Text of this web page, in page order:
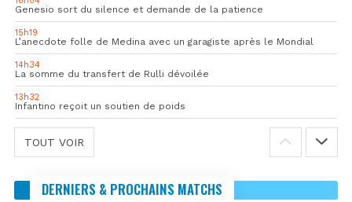
Genesio sort du silence et demande de la patience
15h19
L’anecdote folle de Medina avec un garagiste après le Mondial
14h34
La somme du transfert de Rulli dévoilée
13h32
Infantino reçoit un soutien de poids
TOUT VOIR
DERNIERS & PROCHAINS MATCHS